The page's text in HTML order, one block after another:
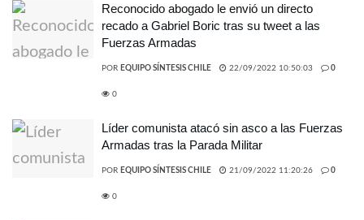
Reconocido abogado le envió un directo
recado a Gabriel Boric tras su tweet a las
Fuerzas Armadas
POR EQUIPO SÍNTESIS CHILE 22/09/2022 10:50:03 0
0
Líder comunista atacó sin asco a las Fuerzas
Armadas tras la Parada Militar
POR EQUIPO SÍNTESIS CHILE 21/09/2022 11:20:26 0
0